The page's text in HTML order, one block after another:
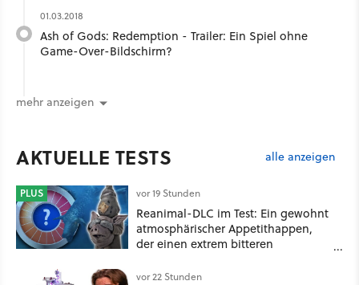
01.03.2018
Ash of Gods: Redemption - Trailer: Ein Spiel ohne
Game-Over-Bildschirm?
mehr anzeigen
AKTUELLE TESTS alle anzeigen
PLUS vor 19 Stunden
Reanimal-DLC im Test: Ein gewohnt
atmosphärischer Appetithappen,
der einen extrem bitteren
vor 22 Stunden